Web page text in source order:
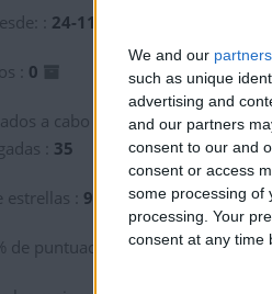
We and our partners
such as unique
advertising and
and our partners
consent to our and
consent or access
some processing of
processing. Your
consent at any time
Terminar una partida
: 24-11-2023
: 0
a cabo :
: 35
: 9
de puntuación max. :100%